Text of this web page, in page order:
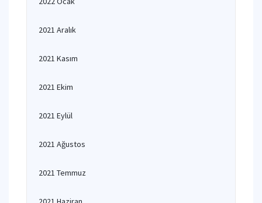
2021 Aralık
2021 Kasım
2021 Ekim
2021 Eylül
2021 Ağustos
2021 Temmuz